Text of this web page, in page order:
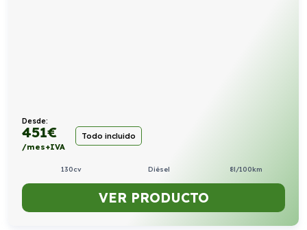
Desde:
451€
/mes+IVA
Todo incluido
130cv Diésel 8l/100km
VER PRODUCTO